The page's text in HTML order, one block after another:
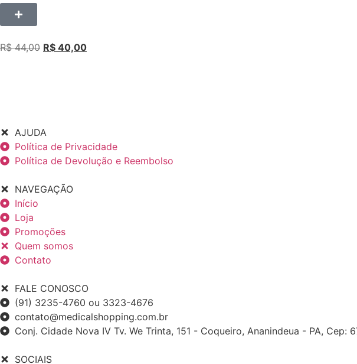
R$44,00 R$ 40,00
AJUDA
Política de Privacidade
Política de Devolução e Reembolso
NAVEGAÇÃO
Início
Loja
Promoções
Quem somos
Contato
FALE CONOSCO
(91) 3235-4760 ou 3323-4676
contato@medicalshopping.com.br
Conj. Cidade Nova IV Tv. We Trinta, 151 - Coqueiro, Ananindeua - PA, Cep:
SOCIAIS